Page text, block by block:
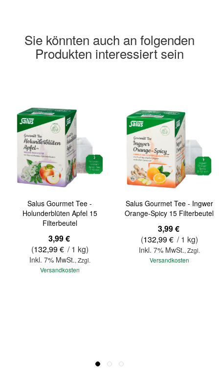
Sie könnten auch an folgenden
Produkten interessiert sein
Salus Gourmet Tee -
Holunderblüten Apfel 15
Filterbeutel
3,99 €
(132,99 € / 1 kg)
Inkl. 7% MwSt., Zzgl.
Versandkosten
Salus Gourmet Tee - Ingwer
Orange-Spicy 15 Filterbeutel
3,99 €
(132,99 € / 1 kg)
Inkl. 7% MwSt., Zzgl.
Versandkosten